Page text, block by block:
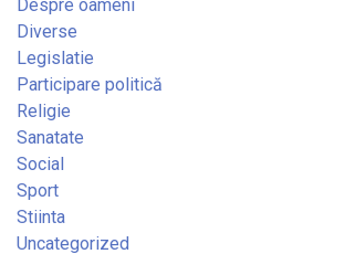
Despre oameni
Diverse
Legislatie
Participare politică
Religie
Sanatate
Social
Sport
Stiinta
Uncategorized